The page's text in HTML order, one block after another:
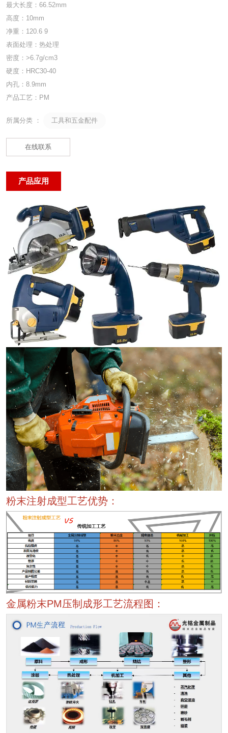
最大长度：66.52mm
高度：10mm
净重：120.6 9
表面处理：热处理
密度：>6.7g/cm3
硬度：HRC30-40
内孔：8.9mm
产品工艺：PM
所属分类 ： 工具和五金配件
在线联系
产品应用
粉末注射成型工艺优势：
金属粉末PM压制成形工艺流程图：